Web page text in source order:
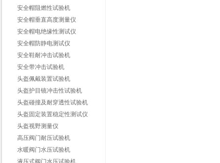
安全帽阻燃性试验机
安全帽垂直高度测量仪
安全帽电绝缘性测试仪
安全帽防静电测试仪
安全鞋耐冲击试验机
安全带冲击试验机
头盔佩戴装置试验机
头盔护目镜冲击性试验机
头盔碰撞及耐穿透性试验机
头盔固定装置稳定性测试仪
头盔视野测量仪
高压阀门耐压试验机
水暖阀门水压试验机
液压式阀门水压试验机